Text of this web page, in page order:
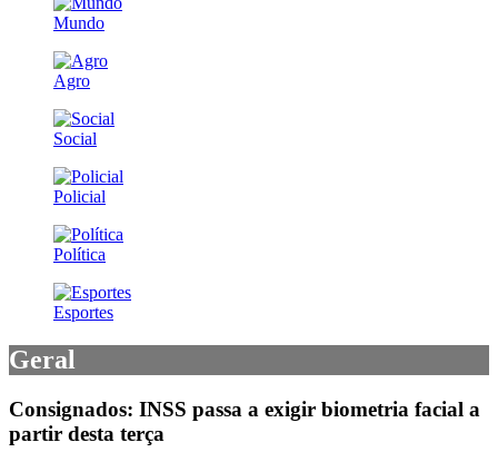
Mundo
Agro
Social
Policial
Política
Esportes
Geral
Consignados: INSS passa a exigir biometria facial a
partir desta terça